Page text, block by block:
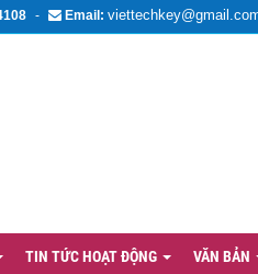
- Email:
TIN TỨC HOẠT ĐỘNG VĂN BẢN